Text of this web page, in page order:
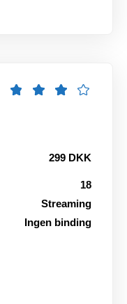
299 DKK
18
Streaming
Ingen binding